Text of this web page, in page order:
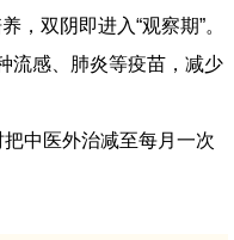
，双阴即进入“观察期”。
流感、肺炎等疫苗，减少
中医外治减至每月一次